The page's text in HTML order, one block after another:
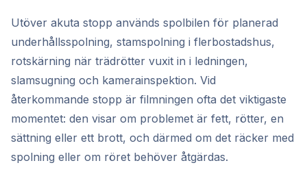
Utöver akuta stopp används spolbilen för planerad
underhållsspolning, stamspolning i flerbostadshus,
rotskärning när trädrötter vuxit in i ledningen,
slamsugning och kamerainspektion. Vid
återkommande stopp är filmningen ofta det viktigaste
momentet: den visar om problemet är fett, rötter, en
sättning eller ett brott, och därmed om det räcker med
spolning eller om röret behöver åtgärdas.